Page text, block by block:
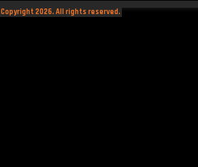
Copyright 2026. All rights reserved.